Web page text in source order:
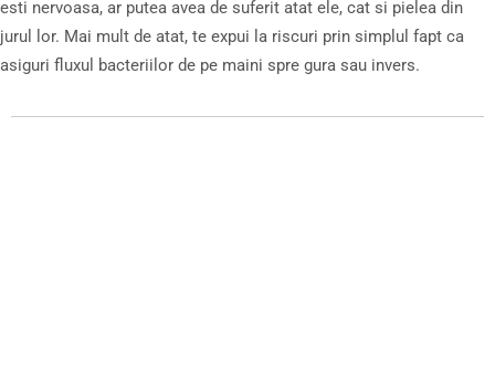
esti nervoasa, ar putea avea de suferit atat ele, cat si pielea din
jurul lor. Mai mult de atat, te expui la riscuri prin simplul fapt ca
asiguri fluxul bacteriilor de pe maini spre gura sau invers.